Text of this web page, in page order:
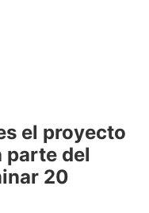
el proyecto
parte del
20